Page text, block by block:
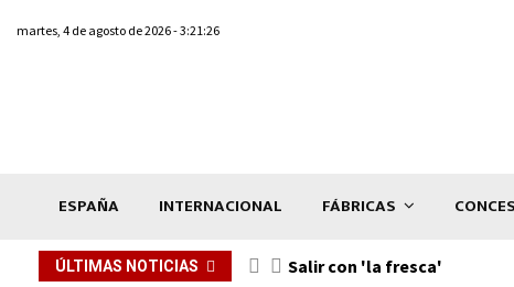
martes, 4 de agosto de 2026 - 3:21:26
ESPAÑA INTERNACIONAL FÁBRICAS
ÚLTIMAS NOTICIAS Salir con 'la fresca'